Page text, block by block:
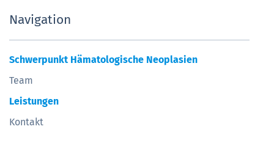
Navigation
Schwerpunkt Hämatologische Neoplasien
Team
Leistungen
Kontakt